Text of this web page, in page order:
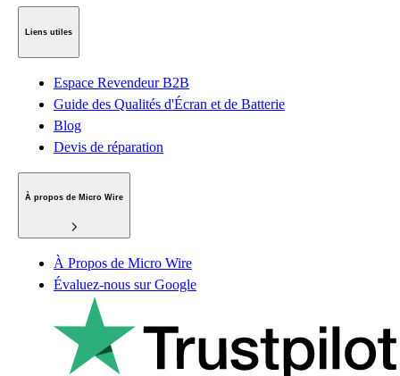
Liens utiles
Espace Revendeur B2B
Guide des Qualités d'Écran et de Batterie
Blog
Devis de réparation
À propos de Micro Wire
À Propos de Micro Wire
Évaluez-nous sur Google